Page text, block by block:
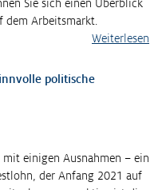
Sie sich einen Überblick
Arbeitsmarkt.
Weiterlesen
politische
einigen Ausnahmen – ein
der Anfang 2021 auf